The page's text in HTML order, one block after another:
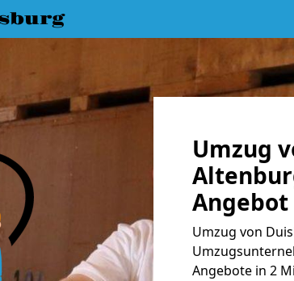
Umzug
Angebot
Umzug von
Angebote in 2